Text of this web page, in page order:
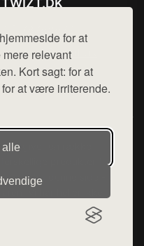
for at
relevant
Kort sagt: for at
at være irriterende.
alle
TWIZT.DK
Mail: hej@want.dk
Cookie- og privatlivspolitik
udgiver en række
produkter fra
varer fra denne side - vi